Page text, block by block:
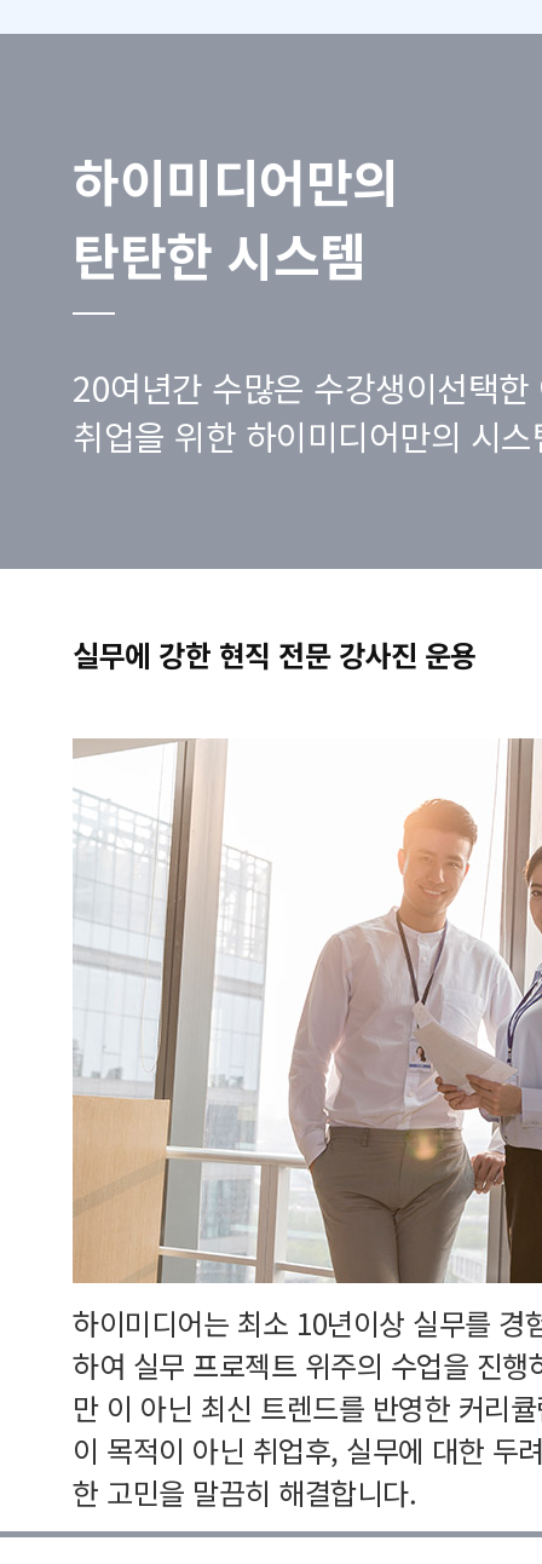
하이미디어만의
탄탄한 시스템
20여년간 수많은 수강생이선택한
취업을 위한 하이미디어만의 시
실무에 강한 현직 전문 강사진 운용
하이미디어는 최소 10년이상 실무를 경
하여 실무 프로젝트 위주의 수업을 진
만 이 아닌 최신 트렌드를 반영한 커리
이 목적이 아닌 취업후, 실무에 대한 두
한 고민을 말끔히 해결합니다.